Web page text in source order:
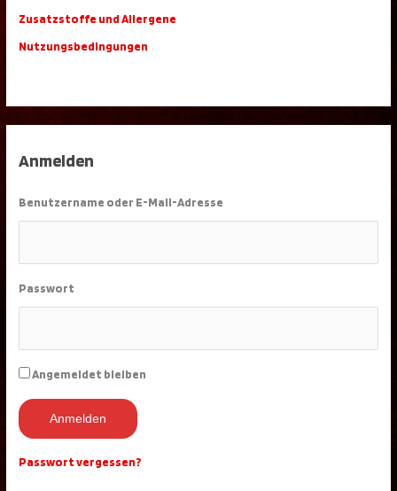
Zusatzstoffe und Allergene
Nutzungsbedingungen
Anmelden
Benutzername oder E-Mail-Adresse
Passwort
Angemeldet bleiben
Anmelden
Passwort vergessen?